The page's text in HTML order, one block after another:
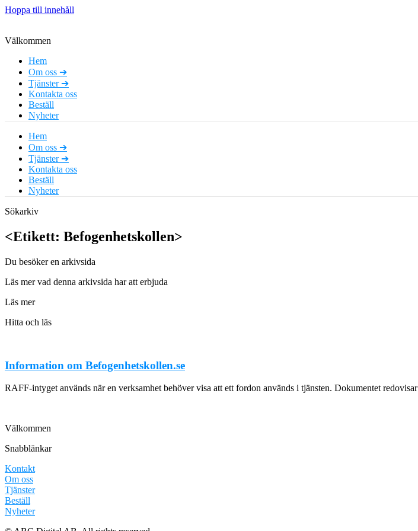
Hoppa till innehåll
Välkommen
Hem
Om oss ➔
Tjänster ➔
Kontakta oss
Beställ
Nyheter
Hem
Om oss ➔
Tjänster ➔
Kontakta oss
Beställ
Nyheter
Sökarkiv
<Etikett: Befogenhetskollen>
Du besöker en arkivsida
Läs mer vad denna arkivsida har att erbjuda
Läs mer
Hitta och läs
Information om Befogenhetskollen.se
RAFF-intyget används när en verksamhet behöver visa att ett fordon används i tjänsten. Dokumentet redovisar
Välkommen
Snabblänkar
Kontakt
Om oss
Tjänster
Beställ
Nyheter